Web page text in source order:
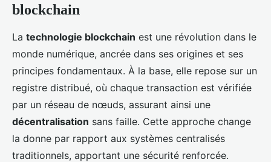
blockchain
La technologie blockchain est une révolution dans le
monde numérique, ancrée dans ses origines et ses
principes fondamentaux. À la base, elle repose sur un
registre distribué, où chaque transaction est vérifiée
par un réseau de nœuds, assurant ainsi une
décentralisation sans faille. Cette approche change
la donne par rapport aux systèmes centralisés
traditionnels, apportant une sécurité renforcée.